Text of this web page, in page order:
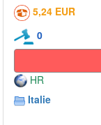
5,24 EUR
0
HR
Italie